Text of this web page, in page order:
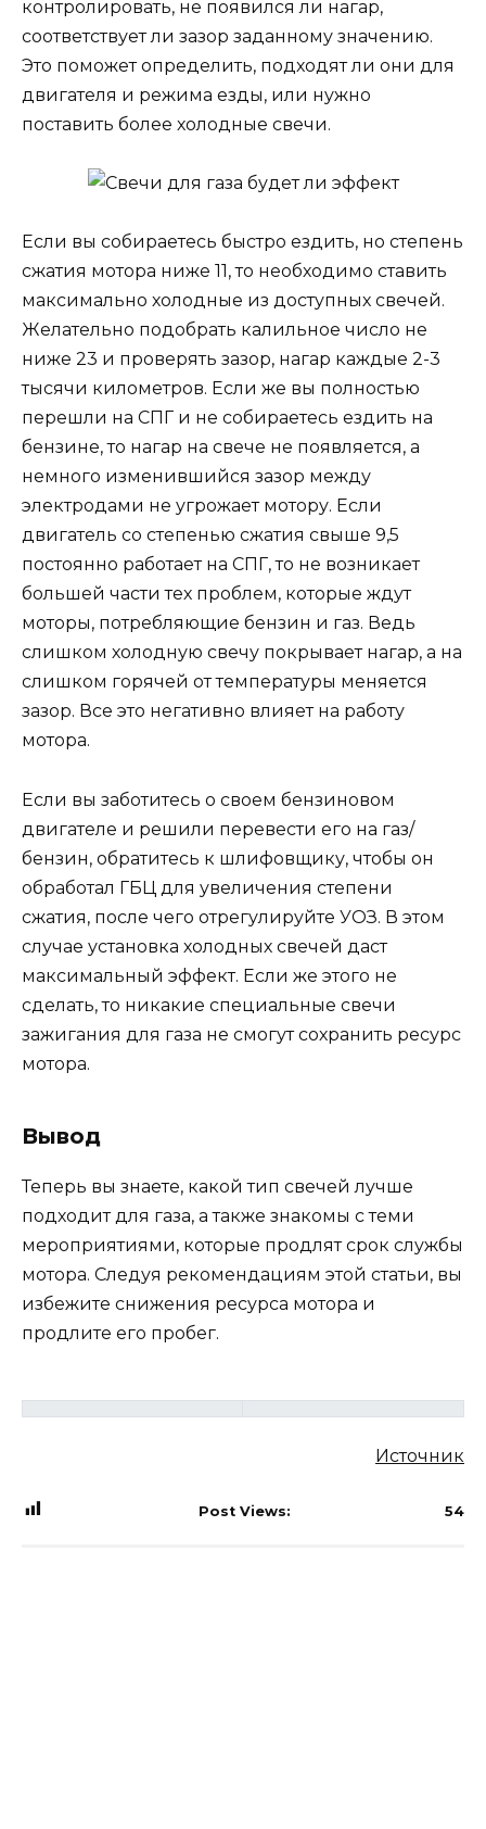
контролировать, не появился ли нагар,
соответствует ли зазор заданному значению.
Это поможет определить, подходят ли они для
двигателя и режима езды, или нужно
поставить более холодные свечи.
Если вы собираетесь быстро ездить, но степень
сжатия мотора ниже 11, то необходимо ставить
максимально холодные из доступных свечей.
Желательно подобрать калильное число не
ниже 23 и проверять зазор, нагар каждые 2-3
тысячи километров. Если же вы полностью
перешли на СПГ и не собираетесь ездить на
бензине, то нагар на свече не появляется, а
немного изменившийся зазор между
электродами не угрожает мотору. Если
двигатель со степенью сжатия свыше 9,5
постоянно работает на СПГ, то не возникает
большей части тех проблем, которые ждут
моторы, потребляющие бензин и газ. Ведь
слишком холодную свечу покрывает нагар, а на
слишком горячей от температуры меняется
зазор. Все это негативно влияет на работу
мотора.
Если вы заботитесь о своем бензиновом
двигателе и решили перевести его на газ/
бензин, обратитесь к шлифовщику, чтобы он
обработал ГБЦ для увеличения степени
сжатия, после чего отрегулируйте УОЗ. В этом
случае установка холодных свечей даст
максимальный эффект. Если же этого не
сделать, то никакие специальные свечи
зажигания для газа не смогут сохранить ресурс
мотора.
Вывод
Теперь вы знаете, какой тип свечей лучше
подходит для газа, а также знакомы с теми
мероприятиями, которые продлят срок службы
мотора. Следуя рекомендациям этой статьи, вы
избежите снижения ресурса мотора и
продлите его пробег.
Источник
Post Views: 54